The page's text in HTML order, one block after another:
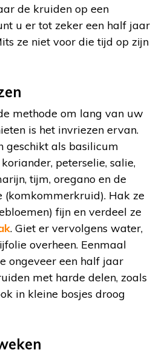
de kruiden op een
u er tot zeker een half jaar
ze niet voor die tijd op zijn
methode om lang van uw
is het invriezen ervan.
geschikt als basilicum
peterselie, salie,
tijm, oregano en de
(komkommerkruid). Hak ze
fijn en verdeel ze
. Giet er vervolgens water,
overheen. Eenmaal
ongeveer een half jaar
met harde delen, zoals
in kleine bosjes droog